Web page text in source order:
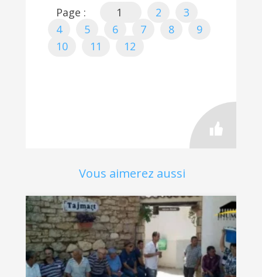
Page : 1 2
3
4
5 6 7 8
9
10
11 12
Vous aimerez aussi